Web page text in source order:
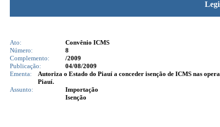
Ato:
Convênio ICMS
Número:
8
Complemento:
/2009
Publicação:
04/08/2009
Ementa:
Autoriza o Estado do Piauí a conceder isenção de ICMS nas
Piauí.
Assunto:
Importação
Isenção